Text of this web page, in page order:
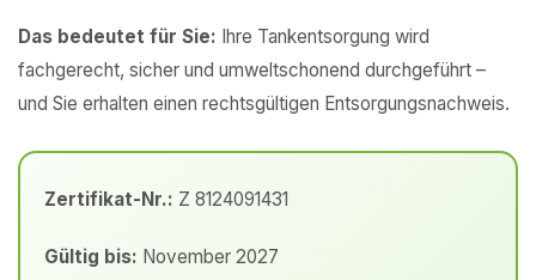
Das bedeutet für Sie: Ihre Tankentsorgung wird
fachgerecht, sicher und umweltschonend durchgeführt –
und Sie erhalten einen rechtsgültigen Entsorgungsnachweis.
Zertifikat-Nr.: Z 8124091431
Gültig bis: November 2027